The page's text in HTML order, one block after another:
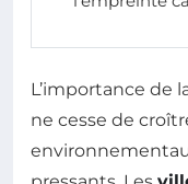
L’importance de
ne cesse de